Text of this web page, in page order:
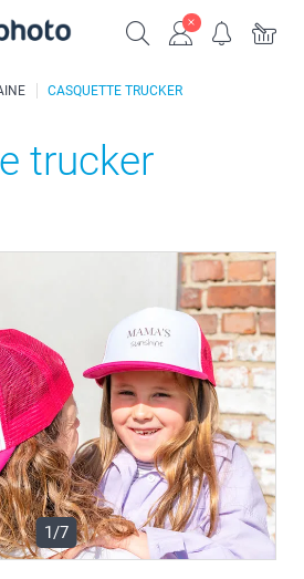
CASQUETTE TRUCKER
trucker
1/7